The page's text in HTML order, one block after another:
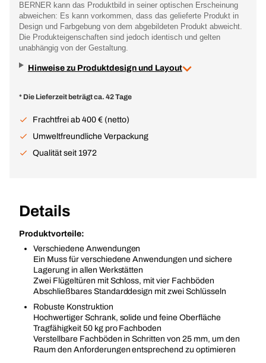
BERNER kann das Produktbild in seiner optischen Erscheinung
abweichen: Es kann vorkommen, dass das gelieferte Produkt in
Design und Farbgebung von dem abgebildeten Produkt abweicht.
Die Produkteigenschaften sind jedoch identisch und gelten
unabhängig von der Gestaltung.
Hinweise zu Produktdesign und Layout
* Die Lieferzeit beträgt ca. 42 Tage
Frachtfrei ab 400 € (netto)
Umweltfreundliche Verpackung
Qualität seit 1972
Details
Produktvorteile:
Verschiedene Anwendungen
Ein Muss für verschiedene Anwendungen und sichere
Lagerung in allen Werkstätten
Zwei Flügeltüren mit Schloss, mit vier Fachböden
Abschließbares Standarddesign mit zwei Schlüsseln
Robuste Konstruktion
Hochwertiger Schrank, solide und feine Oberfläche
Tragfähigkeit 50 kg pro Fachboden
Verstellbare Fachböden in Schritten von 25 mm, um den
Raum den Anforderungen entsprechend zu optimieren